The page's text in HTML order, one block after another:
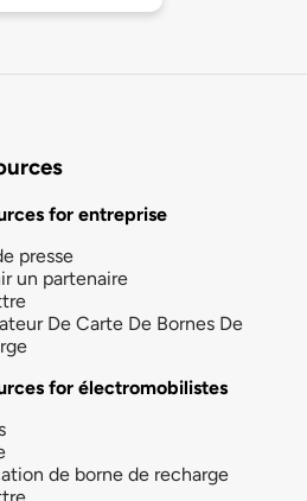
for entreprise
presse
un partenaire
De Carte De Bornes De
for électromobilistes
de borne de recharge